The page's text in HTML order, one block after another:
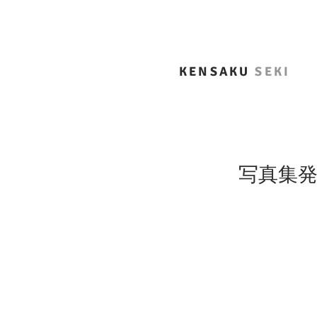
KENSAKUSEKI
写真集